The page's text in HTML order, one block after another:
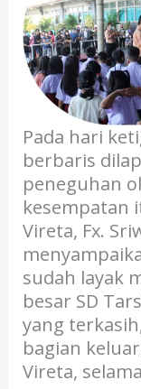
Pada hari
berbaris
peneguhan
kesempatan
Vireta, Fx.
sudah layak
besar SD
yang
bagian
Vireta,